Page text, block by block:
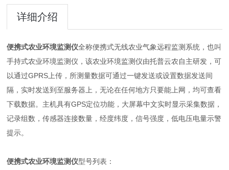
详细介绍
便携式农业环境监测仪全称便携式无线农业气象远程监测系统，也叫
手持式农业环境监测仪，该农业环境监测仪由托普云农自主研发，可
以通过GPRS上传，所测量数据可通过一键发送或设置数据发送间
隔，实时发送到至服务器上，无论在任何地方只要能上网，均可查看
下载数据。主机具有GPS定位功能，大屏幕中文实时显示采集数据，
记录组数，传感器连接数量，经度纬度，信号强度，低电压电量示警
提示。
便携式农业环境监测仪型号列表：